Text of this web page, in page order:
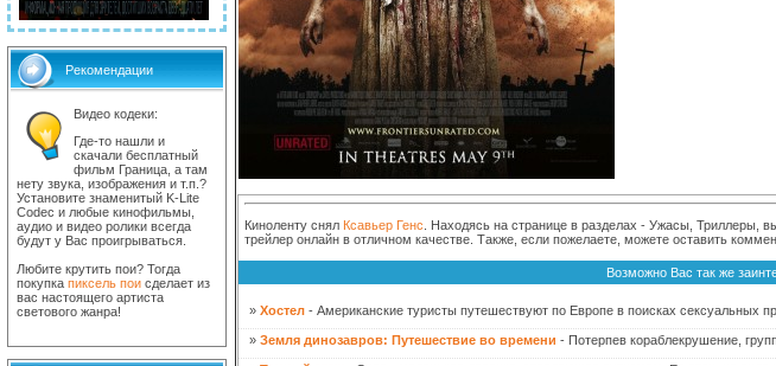
Рекомендации
Видео кодеки:
Где-то нашли и
скачали бесплатный
фильм Граница, а там
нету звука, изображения и т.п.?
Установите знаменитый K-Lite
Codec и любые кинофильмы,
аудио и видео ролики всегда
будут у Вас проигрываться.
Любите крутить пои? Тогда
покупка пиксель пои сделает из
вас настоящего артиста
светового жанра!
Киноленту снял Ксавьер Генс . Находясь на странице в разделах - Ужасы, Триллеры,
трейлер онлайн в отличном качестве. Также, если пожелаете, можете оставить
Возможно Вас так же
» Хостел - Американские туристы путешествуют по Европе в поисках сексуальных
» Земля динозавров: Путешествие во времени - Потерпев кораблекрушение,